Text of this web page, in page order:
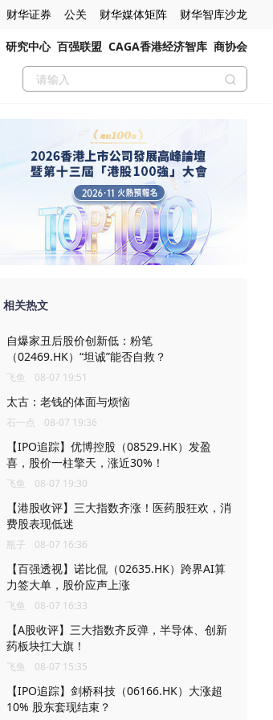
财华证券 公关 财华媒体矩阵 财华智库沙龙
研究中心 百强联盟 CAGA香港经济智库 商协会
相关热文
自爆家丑后股价创新低：粉笔
（02469.HK）“坦诚”能否自救？
飞鱼 08-07 19:51
太古：老钱的体面与烦恼
石一点 08-07 19:36
【IPO追踪】优博控股（08529.HK）发盈
喜，股价一柱擎天，涨近30%！
飞鱼 08-07 19:30
【港股收评】三大指数齐涨！医药股狂欢，消
费股表现低迷
瓶子 08-07 16:36
【百强透视】诺比侃（02635.HK）跨界AI算
力签大单，股价应声上涨
飞鱼 08-07 16:33
【A股收评】三大指数齐反弹，半导体、创新
药板块扛大旗！
飞鱼 08-07 15:35
【IPO追踪】剑桥科技（06166.HK）大涨超
10% 股东套现结束？